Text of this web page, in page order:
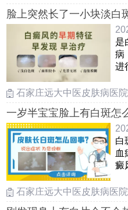
脸上突然长了一小块淡白
是
病
进
石家庄远大中医皮肤病医
一岁半宝宝脸上有白斑怎
白
血
癜
石家庄远大中医皮肤病医